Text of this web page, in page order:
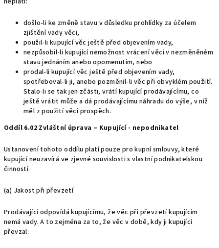
došlo-li ke změně stavu v důsledku prohlídky za účelem
zjištění vady věci,
použil-li kupující věc ještě před objevením vady,
nezpůsobil-li kupující nemožnost vrácení věci v nezměněném
stavu jednáním anebo opomenutím, nebo
prodal-li kupující věc ještě před objevením vady,
spotřeboval-li ji, anebo pozměnil-li věc při obvyklém použití.
Stalo-li se tak jen zčásti, vrátí kupující prodávajícímu, co
ještě vrátit může a dá prodávajícímu náhradu do výše, v níž
měl z použití věci prospěch.
Oddíl 6.02 Zvláštní úprava – Kupující - nepodnikatel
Ustanovení tohoto oddílu platí pouze pro kupní smlouvy, které
kupující neuzavírá ve zjevné souvislosti s vlastní podnikatelskou
činností.
(a) Jakost při převzetí
Prodávající odpovídá kupujícímu, že věc při převzetí kupujícím
nemá vady. A to zejména za to, že věc v době, kdy ji kupující
převzal: